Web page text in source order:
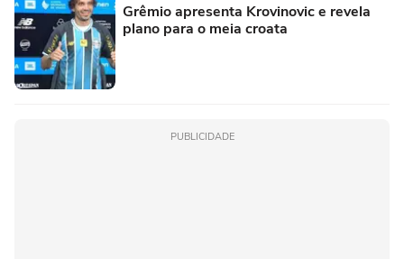
Grêmio apresenta Krovinovic e revela
plano para o meia croata
PUBLICIDADE